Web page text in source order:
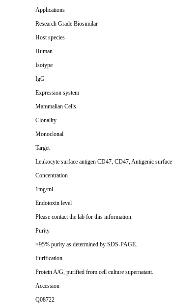
Applications
Research Grade Biosimilar
Host species
Human
Isotype
IgG
Expression system
Mammalian Cells
Clonality
Monoclonal
Target
Leukocyte surface antigen CD47, CD47, Antigenic
Concentration
1mg/ml
Endotoxin level
Please contact the lab for this information.
Purity
>95% purity as determined by SDS-PAGE.
Purification
Protein A/G, purified from cell culture supernatant.
Accession
Q08722